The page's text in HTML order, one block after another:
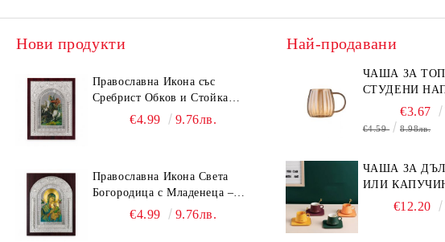
Нови продукти
Православна Икона със
Сребрист Обков и Стойка
(23.5х19 см) – Исус Христос,
€4.99 9.76лв.
Православна Икона Света
Богородица с Младенеца –
Сребрист Обков и Стойка
€4.99 9.76лв.
Най-продавани
ЧАША ЗА
СТУДЕНИ
ART 400 МЛ,
€3.67
€4.59 8.98лв.
ЧАША ЗА
ИЛИ
ЧИНИЙКА,
€12.20